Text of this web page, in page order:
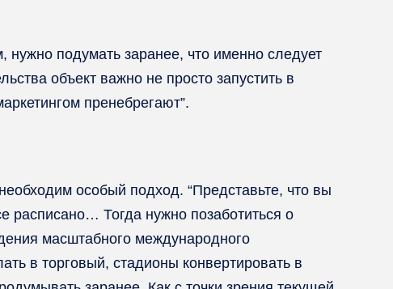
нужно подумать заранее, что именно следует
объект важно не просто запустить в
пренебрегают”.
особый подход. “Представьте, что вы
расписано… Тогда нужно позаботиться о
масштабного международного
в торговый, стадионы конвертировать в